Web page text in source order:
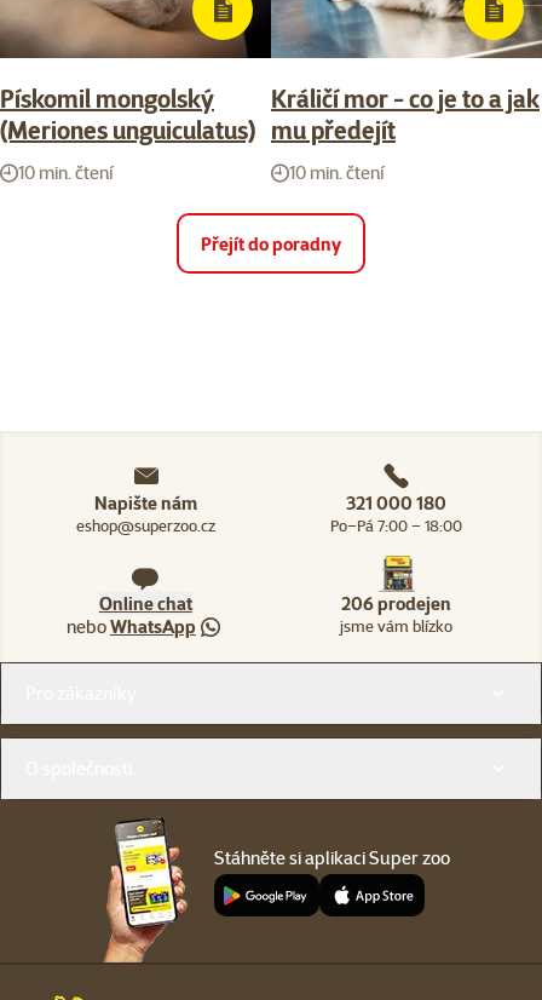
Pískomil mongolský
(Meriones unguiculatus)
10 min. čtení
Králičí mor - co je to a jak
mu předejít
10 min. čtení
Přejít do poradny
Napište nám
eshop@superzoo.cz
321 000 180
Po–Pá 7:00 – 18:00
Online chat
neboWhatsApp
206 prodejen
jsme vám blízko
Stáhněte si aplikaci Super zoo